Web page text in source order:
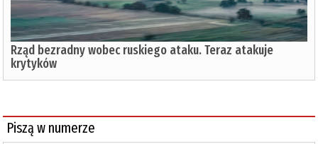
Rząd bezradny wobec ruskiego ataku. Teraz atakuje
krytyków
Piszą w numerze